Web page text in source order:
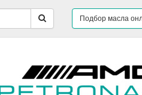
Подбор масла